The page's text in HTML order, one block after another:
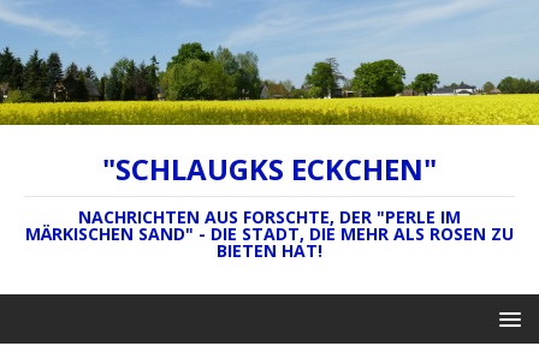
"SCHLAUGKS ECKCHEN"
NACHRICHTEN AUS FORSCHTE, DER "PERLE IM
MÄRKISCHEN SAND" - DIE STADT, DIE MEHR ALS ROSEN ZU
BIETEN HAT!